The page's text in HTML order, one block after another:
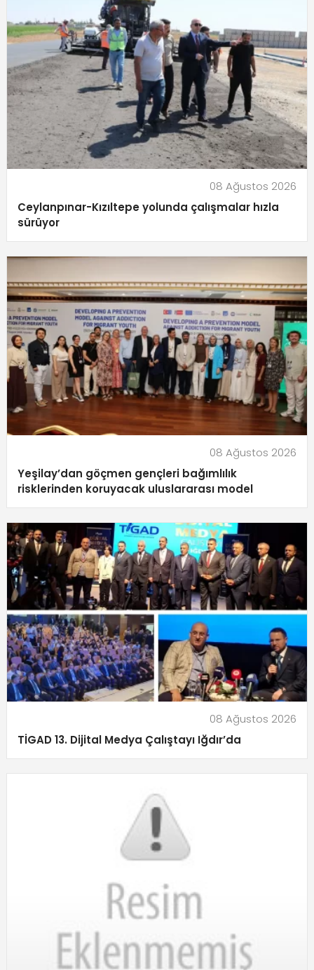
08 Ağustos 2026
Ceylanpınar-Kızıltepe yolunda çalışmalar hızla
sürüyor
08 Ağustos 2026
Yeşilay’dan göçmen gençleri bağımlılık
risklerinden koruyacak uluslararası model
08 Ağustos 2026
TİGAD 13. Dijital Medya Çalıştayı Iğdır’da